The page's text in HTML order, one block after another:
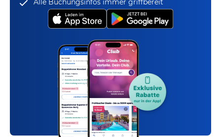
Alle Buchungsinfos immer griffbereit